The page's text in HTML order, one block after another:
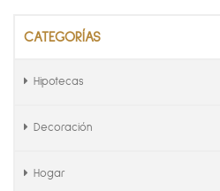
CATEGORÍAS
Hipotecas
Decoración
Hogar